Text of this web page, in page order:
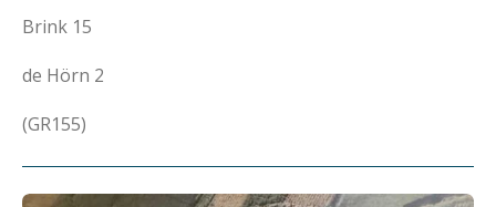
Brink 15
de Hörn 2
(GR155)